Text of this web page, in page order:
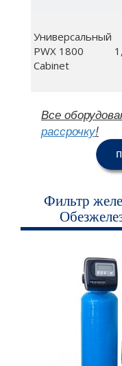
Универсальный
PWX 1800
Cabinet
Все
рассрочку!
Фильтр